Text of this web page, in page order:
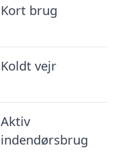
Kort brug
Koldt vejr
Aktiv
indendørsbrug